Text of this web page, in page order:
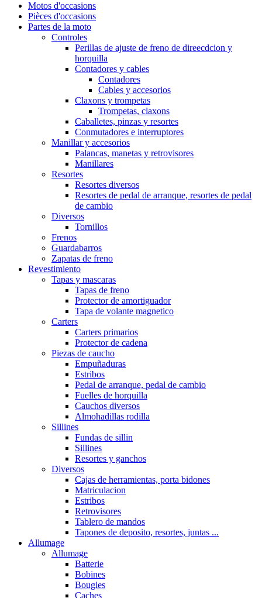
Motos d'occasions
Pièces d'occasions
Partes de la moto
Controles
Perillas de ajuste de freno de direecdcion y
horquilla
Contadores y cables
Contadores
Cables y accesorios
Claxons y trompetas
Trompetas, claxons
Caballetes, pinzas y resortes
Conmutadores e interruptores
Manillar y accesorios
Palancas, manetas y retrovisores
Manillares
Resortes
Resortes diversos
Resortes de pedal de arranque, resortes de pedal
de cambio
Diversos
Tornillos
Frenos
Guardabarros
Zapatas de freno
Revestimiento
Tapas y mascaras
Tapas de freno
Protector de amortiguador
Tapa de volante magnetico
Carters
Carters primarios
Protector de cadena
Piezas de caucho
Empuñaduras
Estribos
Pedal de arranque, pedal de cambio
Fuelles de horquilla
Cauchos diversos
Almohadillas rodilla
Sillines
Fundas de sillin
Sillines
Resortes y ganchos
Diversos
Cajas de herramientas, porta bidones
Matriculacion
Estribos
Retrovisores
Tablero de mandos
Tapones de deposito, resortes, juntas ...
Allumage
Allumage
Batterie
Bobines
Bougies
Caches